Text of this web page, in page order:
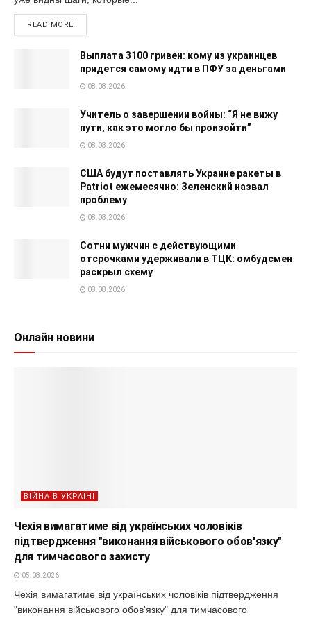
READ MORE
Выплата 3100 гривен: кому из украинцев
придется самому идти в ПФУ за деньгами
08.08.2026
Учитель о завершении войны: “Я не вижу
пути, как это могло бы произойти”
08.08.2026
США будут поставлять Украине ракеты в
Patriot ежемесячно: Зеленский назвал
проблему
08.08.2026
Сотни мужчин с действующими
отсрочками удерживали в ТЦК: омбудсмен
раскрыл схему
08.08.2026
Онлайн новини
ВІЙНА В УКРАЇНІ
Чехія вимагатиме від українських чоловіків
підтвердження "виконання військового обов'язку"
для тимчасового захисту
05.08.2026
Чехія вимагатиме від українських чоловіків підтвердження
"виконання військового обов'язку" для тимчасового